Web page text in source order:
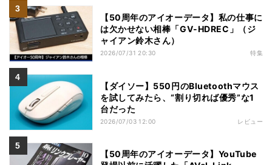
【50周年のアイオーデータ】私の仕事に
は欠かせない相棒「GV-HDREC」（ジ
ャイアン鈴木さん）
2026/07/31 20:30 特集
【ダイソー】550円のBluetoothマウス
を試してみたら、“割り切れば優秀”な1
台だった
2026/07/03 12:00 レビュー
【50周年のアイオーデータ】YouTube